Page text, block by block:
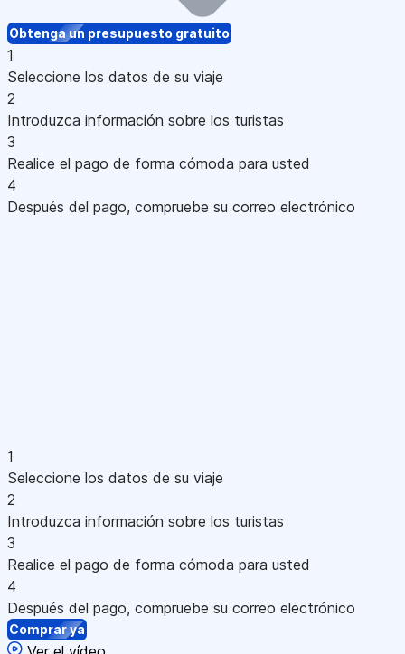
Obtenga un presupuesto gratuito
1
Seleccione los datos de su viaje
2
Introduzca información sobre los turistas
3
Realice el pago de forma cómoda para usted
4
Después del pago, compruebe su correo electrónico
1
Seleccione los datos de su viaje
2
Introduzca información sobre los turistas
3
Realice el pago de forma cómoda para usted
4
Después del pago, compruebe su correo electrónico
Comprar ya